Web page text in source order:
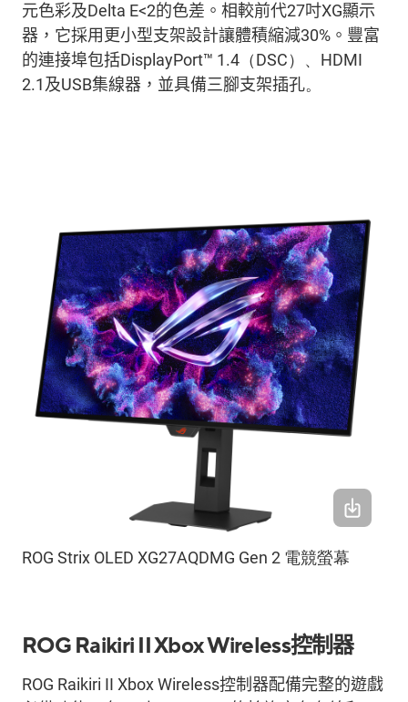
元色彩及Delta E<2的色差。相較前代27吋XG顯示
器，它採用更小型支架設計讓體積縮減30% 。豐富
的連接埠包括DisplayPort™ 1.4 （DSC）、 HDMI
2.1及USB集線器，並具備三腳支架插孔。
ROG Strix OLED XG27AQDMG Gen 2 電競螢幕
ROGRaikiriII XboxWireless控制器
ROG Raikiri II XboxWireless控制器配備完整的遊戲